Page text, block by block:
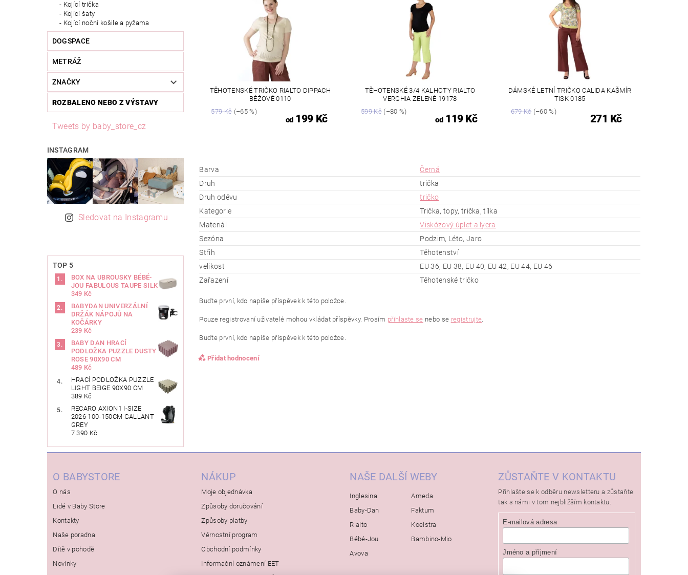
Kojící trička
Kojící šaty
Kojící noční košile a pyžama
DOGSPACE
METRÁŽ
ZNAČKY
ROZBALENO NEBO Z VÝSTAVY
Tweets by baby_store_cz
INSTAGRAM
Sledovat na Instagramu
TOP 5
BOX NA UBROUSKY BÉBÉ-
JOU FABULOUS TAUPE SILK
349 Kč
BABYDAN UNIVERZÁLNÍ
DRŽÁK NÁPOJŮ NA
KOČÁRKY
239 Kč
BABY DAN HRACÍ
PODLOŽKA PUZZLE DUSTY
ROSE 90X90 CM
489 Kč
HRACÍ PODLOŽKA PUZZLE
LIGHT BEIGE 90X90 CM
389 Kč
RECARO AXION1 I-SIZE
2026 100-150CM GALLANT
GREY
7 390 Kč
TĚHOTENSKÉ TRIČKO RIALTO DIPPACH
BÉŽOVÉ 0110
579 Kč(–65 %)
od199 Kč
TĚHOTENSKÉ 3/4 KALHOTY RIALTO
VERGHIA ZELENÉ 19178
599 Kč(–80 %)
od119 Kč
DÁMSKÉ LETNÍ TRIČKO CALIDA KAŠMÍR
TISK 0185
679 Kč(–60 %)
271 Kč
Barva
Černá
Druh
trička
Druh oděvu
tričko
Kategorie
Trička, topy, trička, tílka
Materiál
Viskózový úplet a lycra
Sezóna
Podzim, Léto, Jaro
Střih
Těhotenství
velikost
EU 36, EU 38, EU 40, EU 42, EU 44, EU 46
Zařazení
Těhotenské tričko
Buďte první, kdo napíše příspěvek k této položce.
Pouze registrovaní uživatelé mohou vkládat příspěvky. Prosím přihlaste se nebo se registrujte
Buďte první, kdo napíše příspěvek k této položce.
Přidat hodnocení
O BABYSTORE
O nás
Lidé v Baby Store
Kontakty
Naše poradna
Dítě v pohodě
Novinky
NÁKUP
Moje objednávka
Způsoby doručování
Způsoby platby
Věrnostní program
Obchodní podmínky
Informační oznámení EET
NAŠE DALŠÍ WEBY
Inglesina
Baby-Dan
Rialto
Bébé-Jou
Avova
Ameda
Faktum
Koelstra
Bambino-Mio
ZŮSTAŇTE V KONTAKTU
Přihlašte se k odběru newsletteru a zůstaňte
tak s námi v tom nejbližším kontaktu.
E-mailová adresa
Jméno a příjmení